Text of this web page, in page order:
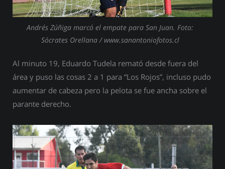
Andrés Zúñiga marcó el empate para San Juan. Foto:
Sócrates Orellana / www.sanantoniofotos.cl
Al minuto 19, Eduardo Tudela remató desde fuera del
área y puso las cosas 2 a 1 para “Los Rojos”, incluso pudo
aumentar de cabeza pero la pelota se fue ancha sobre el
parante derecho.